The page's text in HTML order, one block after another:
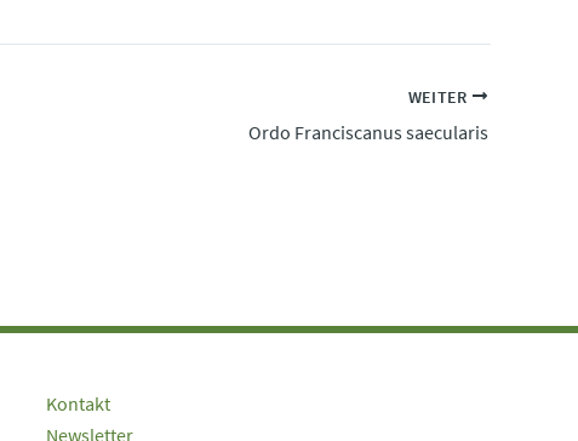
WEITER
Ordo Franciscanus saecularis
Kontakt
Newsletter